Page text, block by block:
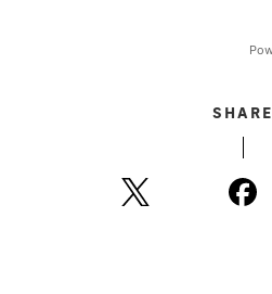
SHARE